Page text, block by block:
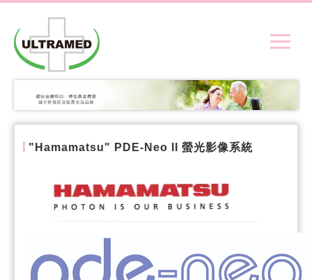
"Hamamatsu" PDE-Neo II 螢光影像系統